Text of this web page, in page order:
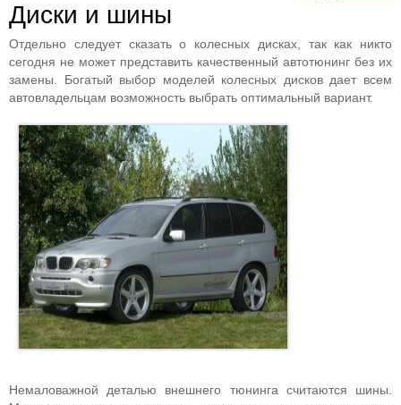
Диски и шины
Отдельно следует сказать о колесных дисках, так как никто
сегодня не может представить качественный автотюнинг без их
замены. Богатый выбор моделей колесных дисков дает всем
автовладельцам возможность выбрать оптимальный вариант.
Немаловажной деталью внешнего тюнинга считаются шины.